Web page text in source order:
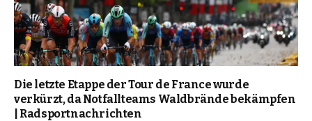
Die letzte Etappe der Tour de France wurde
verkürzt, da Notfallteams Waldbrände bekämpfen
| Radsportnachrichten